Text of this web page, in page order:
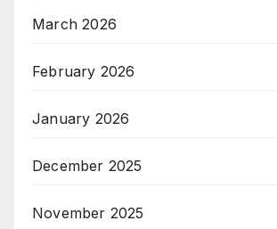
March 2026
February 2026
January 2026
December 2025
November 2025